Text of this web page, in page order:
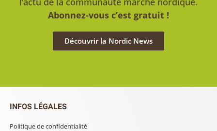
Abonnez-vous c’est gratuit !
Découvrir la Nordic News
INFOS LÉGALES
Politique de confidentialité